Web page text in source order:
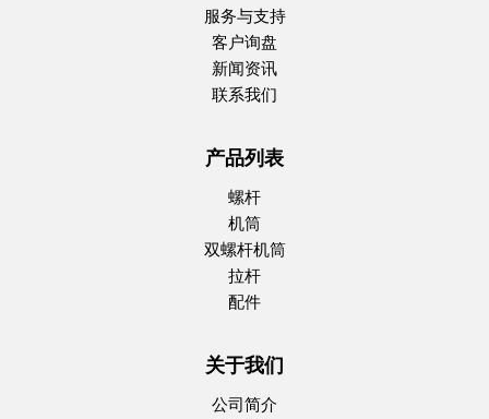
服务与支持
客户询盘
新闻资讯
联系我们
产品列表
螺杆
机筒
双螺杆机筒
拉杆
配件
关于我们
公司简介